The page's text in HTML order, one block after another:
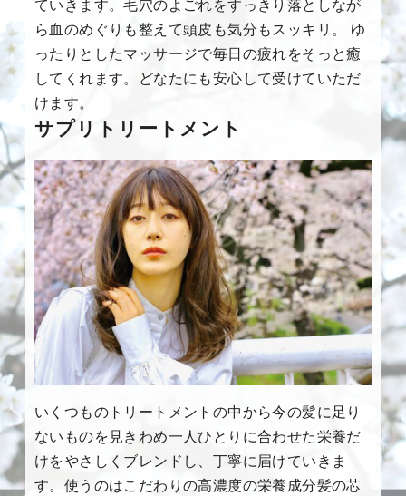
ていきます。毛穴のよごれをすっきり落としなが
ら血のめぐりも整えて頭皮も気分もスッキリ。 ゆ
ったりとしたマッサージで毎日の疲れをそっと癒
してくれます。どなたにも安心して受けていただ
けます。
サプリトリートメント
いくつものトリートメントの中から今の髪に足り
ないものを見きわめ一人ひとりに合わせた栄養だ
けをやさしくブレンドし、丁寧に届けていきま
す。使うのはこだわりの高濃度の栄養成分髪の芯